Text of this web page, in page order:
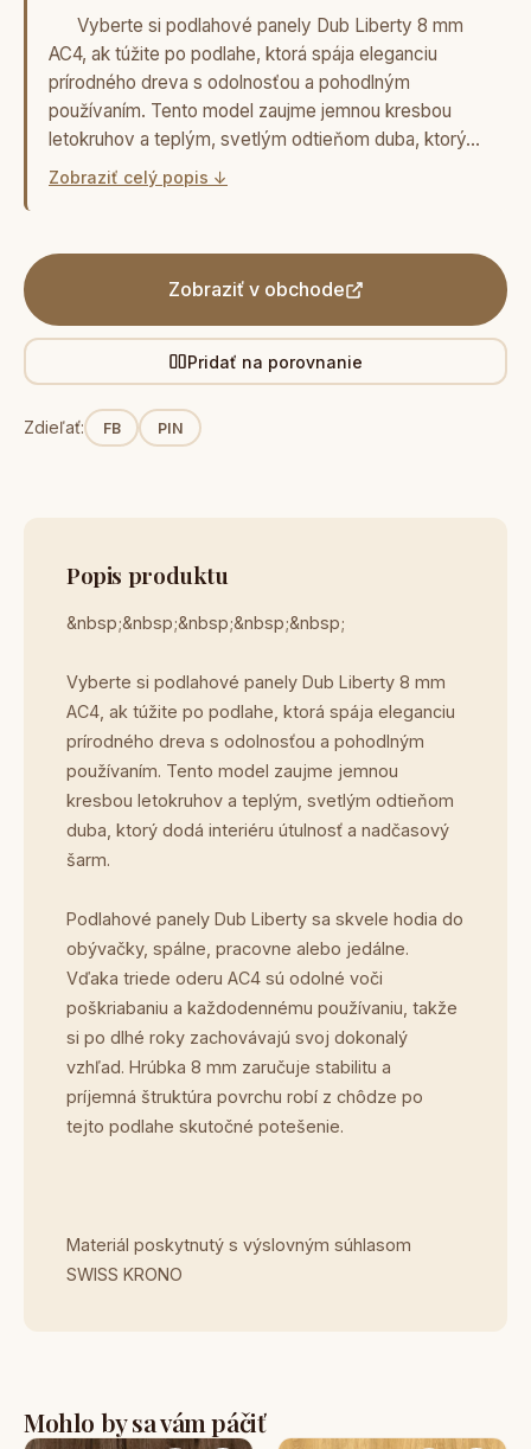
Vyberte si podlahové panely Dub Liberty 8 mm
AC4, ak túžite po podlahe, ktorá spája eleganciu
prírodného dreva s odolnosťou a pohodlným
používaním. Tento model zaujme jemnou kresbou
letokruhov a teplým, svetlým odtieňom duba, ktorý…
Zobraziť celý popis ↓
Zobraziť v obchode
Pridať na porovnanie
Zdieľať: FB PIN
Popis produktu
&nbsp;&nbsp;&nbsp;&nbsp;&nbsp;
Vyberte si podlahové panely Dub Liberty 8 mm
AC4, ak túžite po podlahe, ktorá spája eleganciu
prírodného dreva s odolnosťou a pohodlným
používaním. Tento model zaujme jemnou
kresbou letokruhov a teplým, svetlým odtieňom
duba, ktorý dodá interiéru útulnosť a nadčasový
šarm.
Podlahové panely Dub Liberty sa skvele hodia do
obývačky, spálne, pracovne alebo jedálne.
Vďaka triede oderu AC4 sú odolné voči
poškriabaniu a každodennému používaniu, takže
si po dlhé roky zachovávajú svoj dokonalý
vzhľad. Hrúbka 8 mm zaručuje stabilitu a
príjemná štruktúra povrchu robí z chôdze po
tejto podlahe skutočné potešenie.
Materiál poskytnutý s výslovným súhlasom
SWISS KRONO
Mohlo by sa vám páčiť